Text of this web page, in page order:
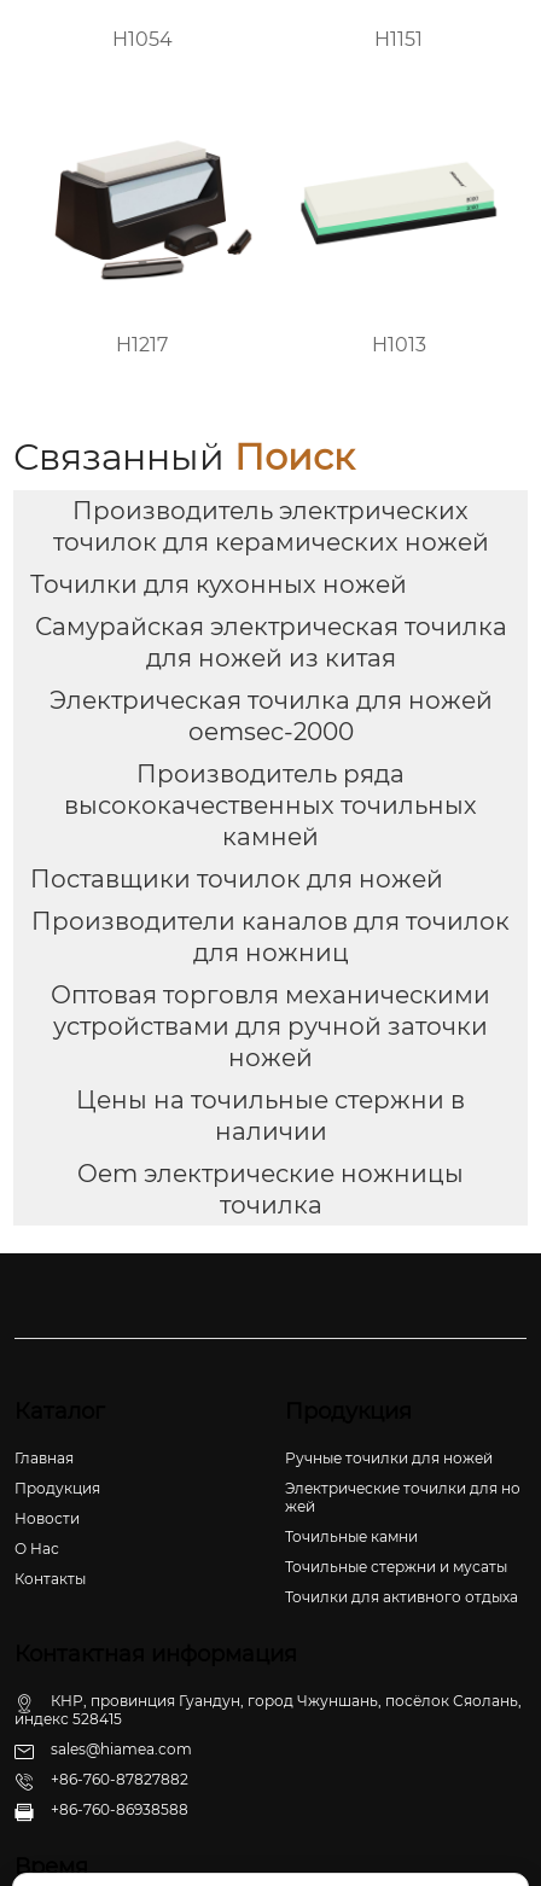
H1054 H1151
H1217 H1013
Связанный Поиск
Производитель электрических
точилок для керамических ножей
Точилки для кухонных ножей
Самурайская электрическая точилка
для ножей из китая
Электрическая точилка для ножей
oemsec-2000
Производитель ряда
высококачественных точильных
камней
Поставщики точилок для ножей
Производители каналов для точилок
для ножниц
Оптовая торговля механическими
устройствами для ручной заточки
ножей
Цены на точильные стержни в
наличии
Oem электрические ножницы
точилка
Главная
Продукция
Новости
О Hас
Контакты
Ручные точилки для ножей
Электрические точилки для но
жей
Точильные камни
Точильные стержни и мусаты
Точилки для активного отдыха
КНР, провинция Гуандун, город Чжуншань, посёлок Сяолань,
индекс 528415
sales@hiamea.com
+86-760-87827882
 +86-760-86938588
Время